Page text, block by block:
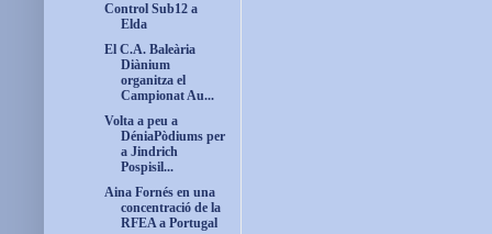
Control Sub12 a
Elda
El C.A. Baleària
Diànium
organitza el
Campionat Au...
Volta a peu a
DéniaPòdiums per
a Jindrich
Pospisil...
Aina Fornés en una
concentració de la
RFEA a Portugal